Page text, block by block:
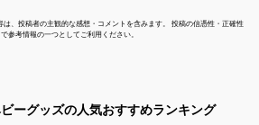
は、投稿者の主観的な感想・コメントを含みます。 投稿の信憑性・正確性
参考情報の一つとしてご利用ください。
ーグッズの人気おすすめランキング